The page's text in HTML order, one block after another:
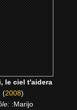
ME
le ciel t'aidera
(2008)
:Marijo